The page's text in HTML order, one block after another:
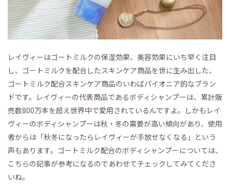
レイヴィーはゴートミルクの保湿効果、美容効果にいち早く注目
し、ゴートミルクを配合したスキンケア商品を世に生み出した、
ゴートミルク配合スキンケア商品のいわばパイオニア的なブラン
ドです。レイヴィーの代表商品であるボディシャンプーは、累計販
売数800万本を超え世界中で愛用されているんですよ。しかもレイ
ヴィーのボディシャンプーは秋・冬の需要が高い傾向があり、使用
者からは「秋冬になったらレイヴィーが手放せなくなる」という
声もあります。ゴートミルク配合のボディシャンプーについては、
こちらの記事が参考になるのであわせてチェックしてみてくださ
いね。